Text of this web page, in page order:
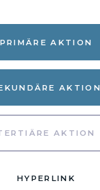
PRIMÄRE AKTION
AKTION
AKTION
HYPERLINK